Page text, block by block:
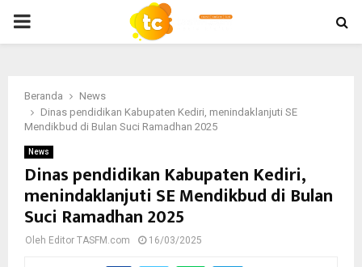
PRIMARY
Beranda
News
Dinas pendidikan Kabupaten Kediri, menindaklanjuti SE
Mendikbud di Bulan Suci Ramadhan 2025
News
Dinas pendidikan Kabupaten Kediri,
menindaklanjuti SE Mendikbud di Bulan
Suci Ramadhan 2025
Oleh Editor TASFM.com 16/03/2025